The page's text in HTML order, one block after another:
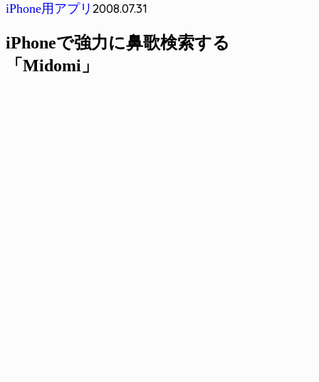
iPhone用アプリ 2008.07.31
iPhoneで強力に鼻歌検索する
「Midomi」